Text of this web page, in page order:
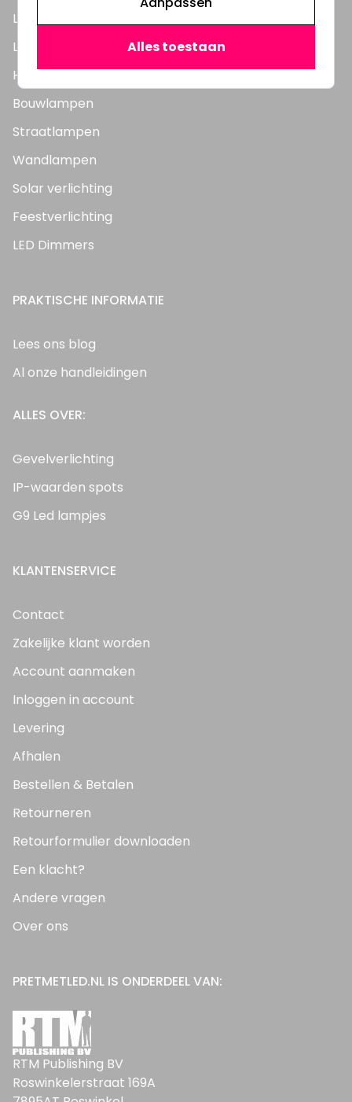
LED TL Buizen
LED Panelen
Highbay's / Ufo's
Bouwlampen
Straatlampen
Wandlampen
Solar verlichting
Feestverlichting
LED Dimmers
PRAKTISCHE INFORMATIE
Lees ons blog
Al onze handleidingen
ALLES OVER:
Gevelverlichting
IP-waarden spots
G9 Led lampjes
KLANTENSERVICE
Contact
Zakelijke klant worden
Account aanmaken
Inloggen in account
Levering
Afhalen
Bestellen & Betalen
Retourneren
Retourformulier downloaden
Een klacht?
Andere vragen
Over ons
PRETMETLED.NL IS ONDERDEEL VAN:
RTM Publishing BV
Roswinkelerstraat 169A
Alles toestaan